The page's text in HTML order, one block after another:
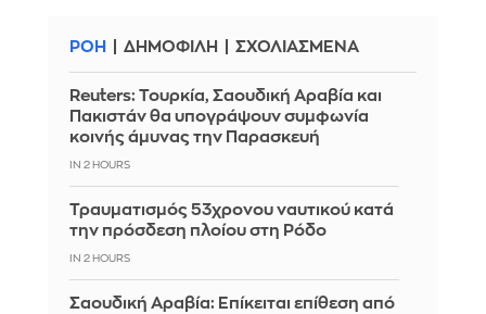
ΡΟΗ ΔΗΜΟΦΙΛΗ ΣΧΟΛΙΑΣΜΕΝΑ
Reuters: Τουρκία, Σαουδική Αραβία και
Πακιστάν θα υπογράψουν συμφωνία
κοινής άμυνας την Παρασκευή
IN 2 HOURS
Τραυματισμός 53χρονου ναυτικού κατά
την πρόσδεση πλοίου στη Ρόδο
IN 2 HOURS
Σαουδική Αραβία: Επίκειται επίθεση από